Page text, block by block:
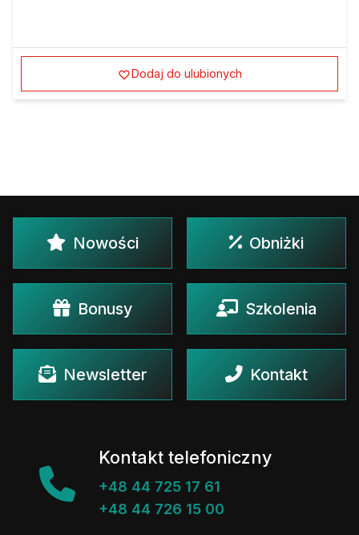
Dodaj do ulubionych
Nowości Obniżki
Bonusy Szkolenia
Newsletter Kontakt
Kontakt telefoniczny
+48 44 725 17 61
+48 44 726 15 00